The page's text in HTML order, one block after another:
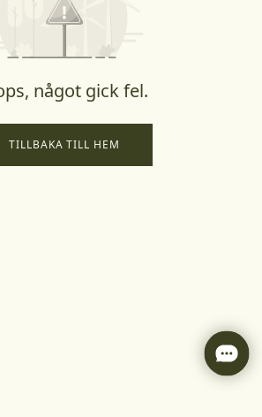
något gick fel.
TILLBAKA TILL HEM